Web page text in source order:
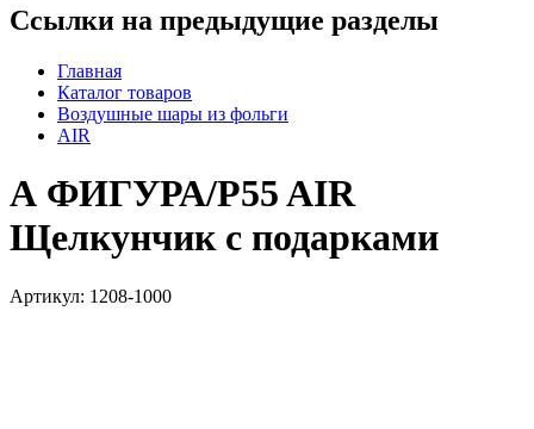
Ссылки на предыдущие разделы
Главная
Каталог товаров
Воздушные шары из фольги
AIR
А ФИГУРА/P55 AIR
Щелкунчик с подарками
Артикул: 1208-1000